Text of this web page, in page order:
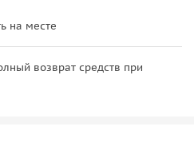
на месте
возврат средств при